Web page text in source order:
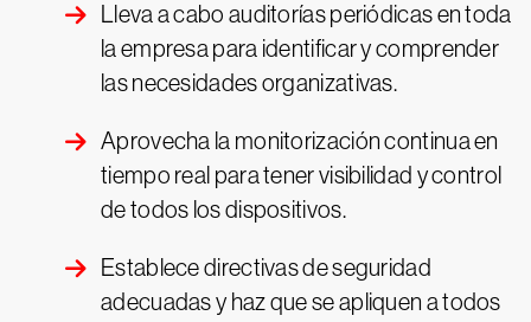
Lleva a cabo auditorías periódicas en toda
la empresa para identificar y comprender
las necesidades organizativas.
Aprovecha la monitorización continua en
tiempo real para tener visibilidad y control
de todos los dispositivos.
Establece directivas de seguridad
adecuadas y haz que se apliquen a todos